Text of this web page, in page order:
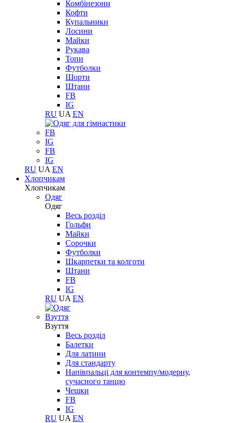
Комбінезони
Кофти
Купальники
Лосини
Майки
Рукава
Топи
Футболки
Шорти
Штани
FB
IG
RU UA EN
FB
IG
FB
IG
RU UA EN
Хлопчикам
Хлопчикам
Одяг
Одяг
Весь розділ
Гольфи
Майки
Сорочки
Футболки
Шкарпетки та колготи
Штани
FB
IG
RU UA EN
Взуття
Взуття
Весь розділ
Балетки
Для латини
Для стандарту
Напівпальці для контемпу/модерну,
сучасного танцю
Чешки
FB
IG
RU UA EN